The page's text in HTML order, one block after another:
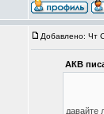
Добавлено: Чт
АКВ
давайте